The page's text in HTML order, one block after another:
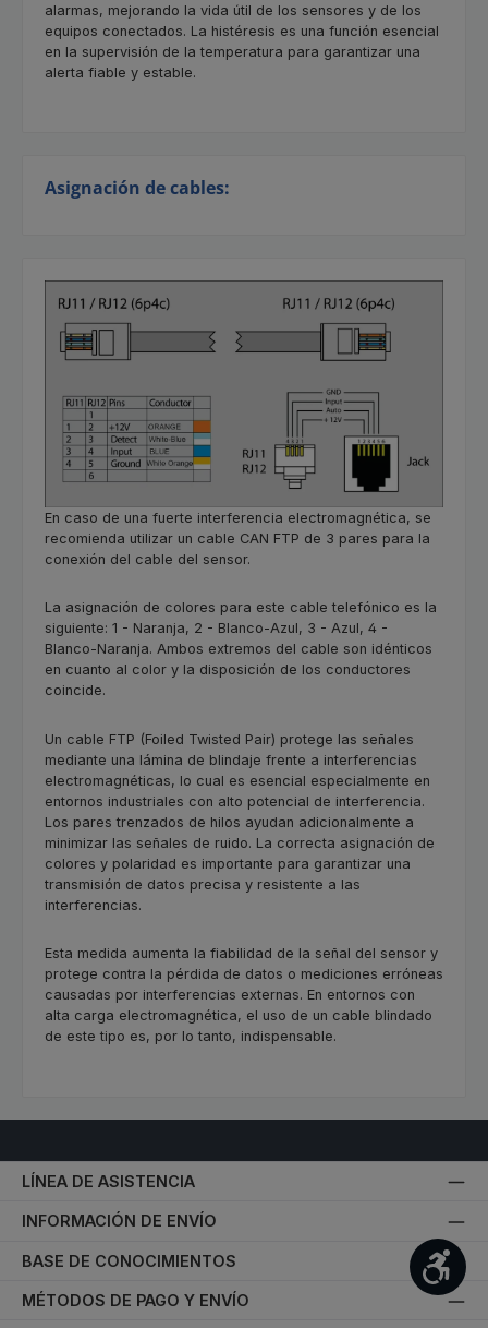
alarmas, mejorando la vida útil de los sensores y de los
equipos conectados. La histéresis es una función esencial
en la supervisión de la temperatura para garantizar una
alerta fiable y estable.
Asignación de cables:
En caso de una fuerte interferencia electromagnética, se
recomienda utilizar un cable CAN FTP de 3 pares para la
conexión del cable del sensor.
La asignación de colores para este cable telefónico es la
siguiente: 1 - Naranja, 2 - Blanco-Azul, 3 - Azul, 4 -
Blanco-Naranja. Ambos extremos del cable son idénticos
en cuanto al color y la disposición de los conductores
coincide.
Un cable FTP (Foiled Twisted Pair) protege las señales
mediante una lámina de blindaje frente a interferencias
electromagnéticas, lo cual es esencial especialmente en
entornos industriales con alto potencial de interferencia.
Los pares trenzados de hilos ayudan adicionalmente a
minimizar las señales de ruido. La correcta asignación de
colores y polaridad es importante para garantizar una
transmisión de datos precisa y resistente a las
interferencias.
Esta medida aumenta la fiabilidad de la señal del sensor y
protege contra la pérdida de datos o mediciones erróneas
causadas por interferencias externas. En entornos con
alta carga electromagnética, el uso de un cable blindado
de este tipo es, por lo tanto, indispensable.
LÍNEA DE ASISTENCIA
INFORMACIÓN DE ENVÍO
BASE DE CONOCIMIENTOS
MÉTODOS DE PAGO Y ENVÍO